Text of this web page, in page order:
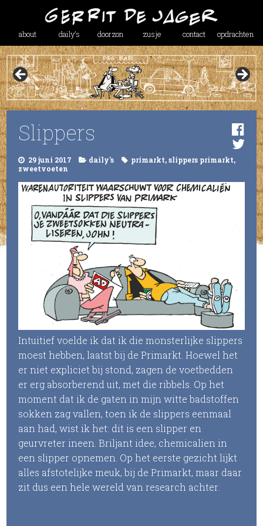
about daily’s doorzon zusje contact opdrachten
Slippers
29 juni 2017 daily's primarkt,slippers primarkt,
zweetvoeten
Intuitief voelde ik dat ik die monsterlijke slippers
moest hebben, laatst bij de Primarkt. Hoewel het
er niet expliciet bij stond, zagen de voetbedden
er erg absorberend uit, met die ribbels. Op het
moment dat ik de gaten in mijn witte badstoffen
sokken zag vallen, toen ik de slippers eenmaal
aan had, wist ik het: dit is een slipper en
geurvreter ineen. Briljant idee, chemicalien in
een slipper opnemen. Op het eerste gezicht lijkt
alles afstotelijke meuk, bij de Primarkt, maar daar
zit dus een hele wereld van research achter.